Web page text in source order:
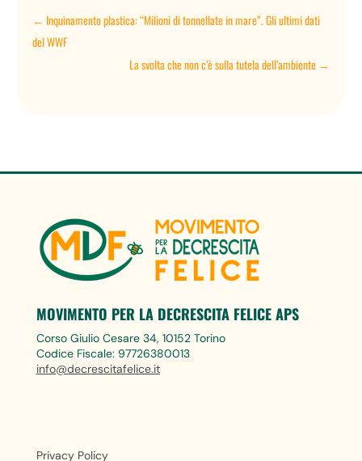
← Inquinamento plastica: “Milioni di tonnellate in mare”. Gli ultimi dati
del WWF
La svolta che non c’è sulla tutela dell’ambiente→
MOVIMENTO PER LA DECRESCITA FELICE APS
Corso Giulio Cesare 34, 10152 Torino
Codice Fiscale: 97726380013
info@decrescitafelice.it
Privacy Policy